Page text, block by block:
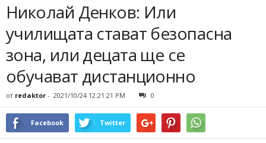
Николай Денков: Или
училищата стават безопасна
зона, или децата ще се
обучават дистанционно
от redaktor - 2021/10/24 12:21:21 PM 0
Facebook Twitter